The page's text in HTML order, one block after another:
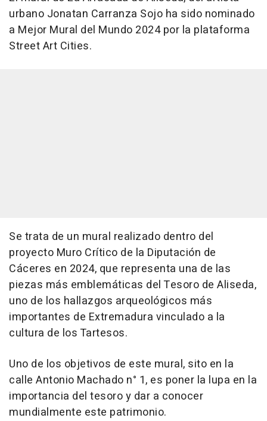
urbano Jonatan Carranza Sojo ha sido nominado
a Mejor Mural del Mundo 2024 por la plataforma
Street Art Cities.
Se trata de un mural realizado dentro del
proyecto Muro Crítico de la Diputación de
Cáceres en 2024, que representa una de las
piezas más emblemáticas del Tesoro de Aliseda,
uno de los hallazgos arqueológicos más
importantes de Extremadura vinculado a la
cultura de los Tartesos.
Uno de los objetivos de este mural, sito en la
calle Antonio Machado n° 1, es poner la lupa en la
importancia del tesoro y dar a conocer
mundialmente este patrimonio.